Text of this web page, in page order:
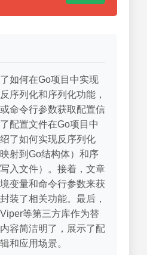
如何在Go项目中实现
序列化和序列化功能，
命令行参数获取配置信
配置文件在Go项目中
了如何实现反序列化
射到Go结构体）和序
入文件）。接着，文章
变量和命令行参数来获
装了相关功能。最后，
等第三方库作为替
容简洁明了，展示了配
和应用场景。